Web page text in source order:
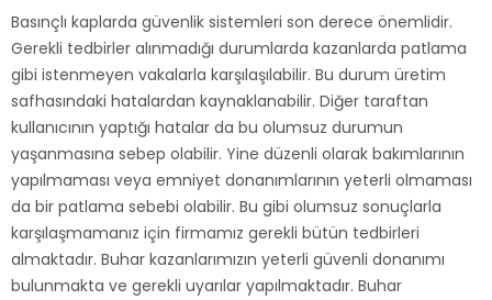
Basınçlı kaplarda güvenlik sistemleri son derece önemlidir.
Gerekli tedbirler alınmadığı durumlarda kazanlarda patlama
gibi istenmeyen vakalarla karşılaşılabilir. Bu durum üretim
safhasındaki hatalardan kaynaklanabilir. Diğer taraftan
kullanıcının yaptığı hatalar da bu olumsuz durumun
yaşanmasına sebep olabilir. Yine düzenli olarak bakımlarının
yapılmaması veya emniyet donanımlarının yeterli olmaması
da bir patlama sebebi olabilir. Bu gibi olumsuz sonuçlarla
karşılaşmamanız için firmamız gerekli bütün tedbirleri
almaktadır. Buhar kazanlarımızın yeterli güvenli donanımı
bulunmakta ve gerekli uyarılar yapılmaktadır. Buhar